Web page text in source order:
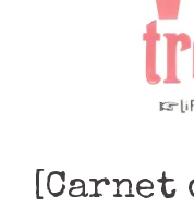
[Carnet